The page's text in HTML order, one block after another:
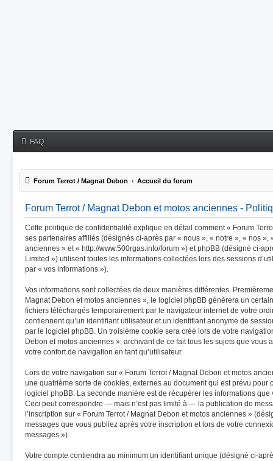
FAQ
Forum Terrot / Magnat Debon Accueil du forum
Forum Terrot / Magnat Debon et motos anciennes -
Cette politique de confidentialité explique en détail comment « Forum
ses partenaires affiliés (désignés ci-après par « nous », « notre », « nos »,
anciennes » et « http://www.500rgas.info/forum ») et phpBB (désigné ci-
Limited ») utilisent toutes les informations collectées lors des sessions
par « vos informations »).
Vos informations sont collectées de deux manières différentes.
Magnat Debon et motos anciennes », le logiciel phpBB génèrera un
fichiers téléchargés temporairement par le navigateur internet de votre
contiennent qu’un identifiant utilisateur et un identifiant anonyme de
par le logiciel phpBB. Un troisième cookie sera créé lors de votre
Debon et motos anciennes », archivant de ce fait tous les sujets que vous
votre confort de navigation en tant qu’utilisateur.
Lors de votre navigation sur « Forum Terrot / Magnat Debon et motos
une quatrième sorte de cookies, externes au document qui est prévu
logiciel phpBB. La seconde manière est de récupérer les informations
Ceci peut correspondre — mais n’est pas limité à — la publication de
l’inscription sur « Forum Terrot / Magnat Debon et motos anciennes »
messages que vous publiez après votre inscription et lors de votre
messages »).
Votre compte contiendra au minimum un identifiant unique (désigné ci-